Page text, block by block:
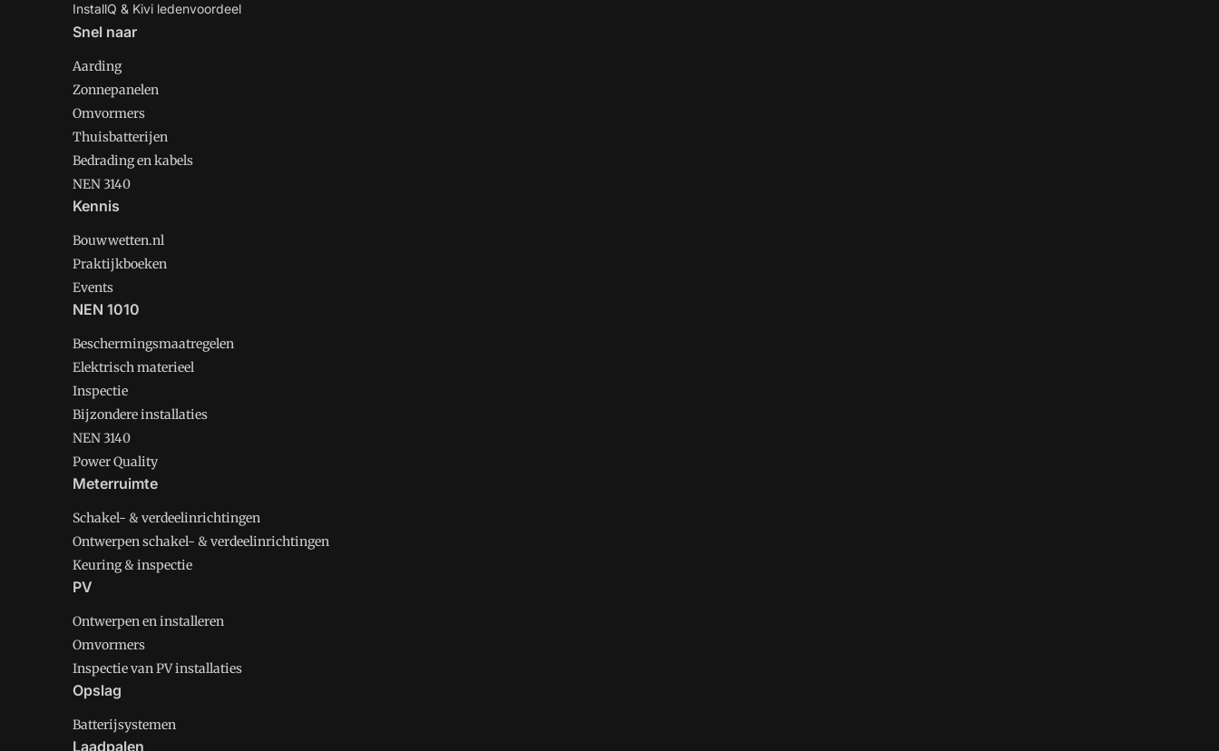
InstallQ & Kivi ledenvoordeel
Snel naar
Aarding
Zonnepanelen
Omvormers
Thuisbatterijen
Bedrading en kabels
NEN 3140
Kennis
Bouwwetten.nl
Praktijkboeken
Events
NEN 1010
Beschermingsmaatregelen
Elektrisch materieel
Inspectie
Bijzondere installaties
NEN 3140
Power Quality
Meterruimte
Schakel- & verdeelinrichtingen
Ontwerpen schakel- & verdeelinrichtingen
Keuring & inspectie
PV
Ontwerpen en installeren
Omvormers
Inspectie van PV installaties
Opslag
Batterijsystemen
Laadpalen